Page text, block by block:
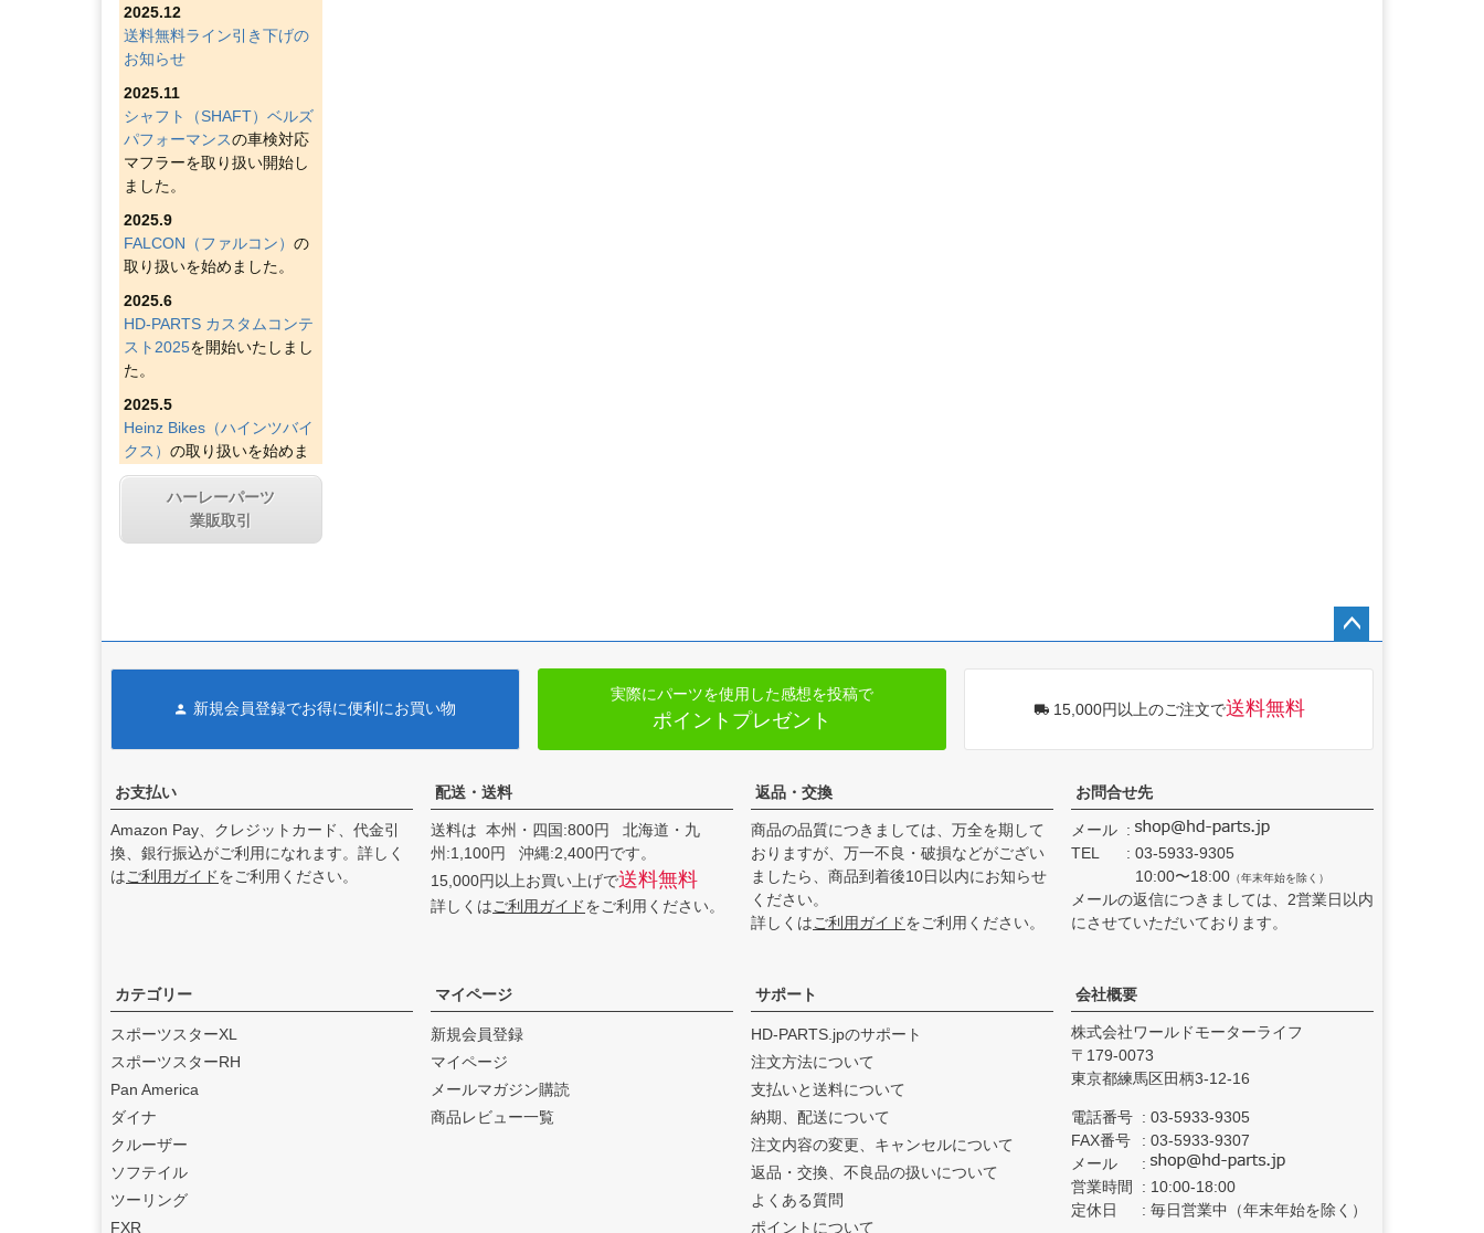
2025.12
送料無料ライン引き下げの
お知らせ
2025.11
シャフト（SHAFT）ベルズ
パフォーマンスの車検対応
マフラーを取り扱い開始し
ました。
2025.9
FALCON（ファルコン） の
取り扱いを始めました。
2025.6
HD-PARTS カスタムコンテ
スト2025を開始いたしまし
た。
2025.5
Heinz Bikes（ハインツバイ
クス） の取り扱いを始めま
した。
2025.4
Figurati Designs（フィグラ
D&D エキゾースト（ディー
た。
feture ヘルメット（フュー
チャーヘルメット）の取り
扱いを始めました。
ました。
2024.12
s（ブローパフォーマンスエ
キゾースト）
始めました。
2024.11
By City（バイ シティ）
本総代理店となりました。
ハーレーパーツ
業販取引
新規会員登録でお得に便利にお買い物
実際にパーツを使用した感想を投稿で
ポイントプレゼント 15,000円以上のご注文で送料無料
お支払い
Amazon Pay、クレジットカード、代金引
換、銀行振込がご利用になれます。詳しく
はご利用ガイドをご利用ください。
配送・送料
送料は 本州・四国:800円 北海道・九
州:1,100円 沖縄:2,400円です。
15,000円以上お買い上げで送料無料
詳しくはご利用ガイドをご利用ください。
返品・交換
商品の品質につきましては、万全を期して
おりますが、万一不良・破損などがござい
ましたら、商品到着後10日以内にお知らせ
ください。
詳しくはご利用ガイドをご利用ください。
お問合せ先
メール
TEL
03-5933-9305
10:00〜18:00 （年末年始を除く）
メールの返信につきましては、2営業日以内
にさせていただいております。
カテゴリー
スポーツスターXL
スポーツスターRH
Pan America
ダイナ
クルーザー
ソフテイル
ツーリング
FXR
マイページ
新規会員登録
マイページ
メールマガジン購読
商品レビュー一覧
サポート
HD-PARTS.jpのサポート
注文方法について
支払いと送料について
納期、配送について
注文内容の変更、キャンセルについて
返品・交換、不良品の扱いについて
よくある質問
ポイントについて
会社概要
株式会社ワールドモーターライフ
179-0073
東京都練馬区田柄3-12-16
電話番号
03-5933-9305
FAX番号
03-5933-9307
メール
営業時間
10:00-18:00
定休日
毎日営業中（年末年始を除く）